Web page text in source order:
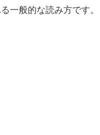
一般的な読み方です。